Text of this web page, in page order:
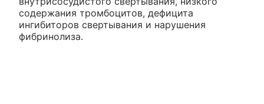
содержания тромбоцитов, дефицита
ингибиторов свертывания и нарушения
фибринолиза.